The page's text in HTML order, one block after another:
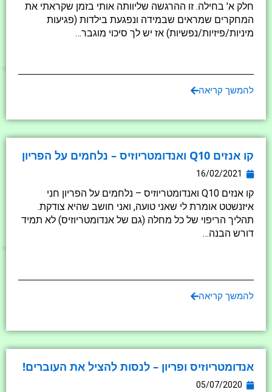
חלק א' בחילה. זו ההרגשה שליוותה אותי בזמן שקראתי את
המחקרים שמראים שבמידה ונפגעת בילדות (פגיעות
מיניות/פיזיות/נפשיות) אז יש לך סיכוי מוגבר…
להמשך קריאה
קו אנזים Q10 ואנדומטריוזיס – נלחמים על הפריון
16/02/2021
קו אנזים Q10 ואנדומטריוזיס – נלחמים על הפריון חני
איזנשטט אומרת לי שאני טועה, ואני חושב שהיא צודקת.
תהליך הריפוי של כל מחלה (גם של אנדומטריוזיס) לא תמיד
דורש הבנה…
להמשך קריאה
אנדומטריוזיס ופריון – לנסות להציל את העוברים!
05/07/2020